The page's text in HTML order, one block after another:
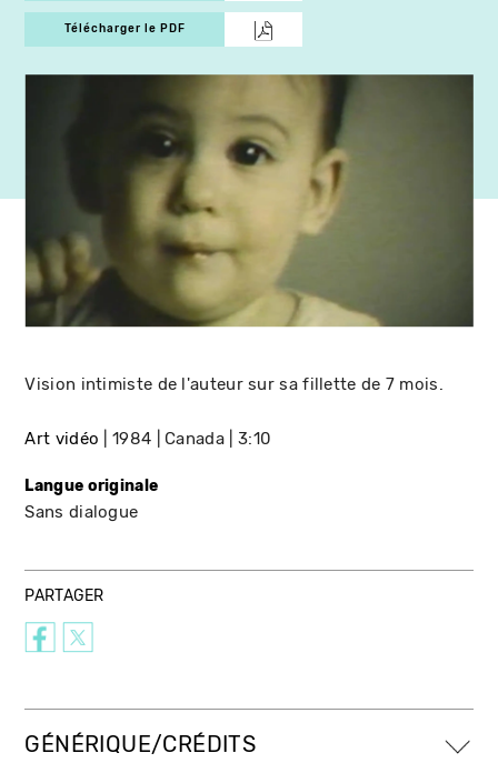
Télécharger le PDF
Vision intimiste de l'auteur sur sa fillette de 7 mois.
Art vidéo 1984 Canada 3:10
Langue originale
Sans dialogue
PARTAGER
GÉNÉRIQUE/CRÉDITS